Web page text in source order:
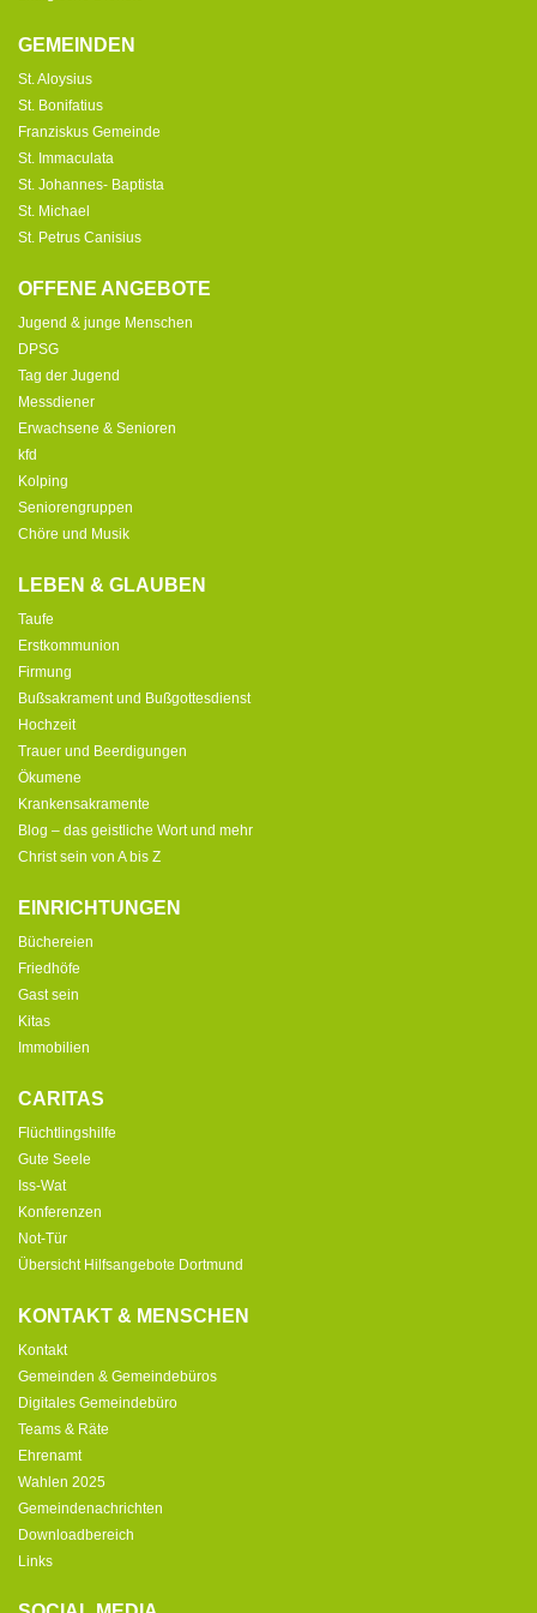
GEMEINDEN
St. Aloysius
St. Bonifatius
Franziskus Gemeinde
St. Immaculata
St. Johannes- Baptista
St. Michael
St. Petrus Canisius
OFFENE ANGEBOTE
Jugend & junge Menschen
DPSG
Tag der Jugend
Messdiener
Erwachsene & Senioren
kfd
Kolping
Seniorengruppen
Chöre und Musik
LEBEN & GLAUBEN
Taufe
Erstkommunion
Firmung
Bußsakrament und Bußgottesdienst
Hochzeit
Trauer und Beerdigungen
Ökumene
Krankensakramente
Blog – das geistliche Wort und mehr
Christ sein von A bis Z
EINRICHTUNGEN
Büchereien
Friedhöfe
Gast sein
Kitas
Immobilien
CARITAS
Flüchtlingshilfe
Gute Seele
Iss-Wat
Konferenzen
Not-Tür
Übersicht Hilfsangebote Dortmund
KONTAKT & MENSCHEN
Kontakt
Gemeinden & Gemeindebüros
Digitales Gemeindebüro
Teams & Räte
Ehrenamt
Wahlen 2025
Gemeindenachrichten
Downloadbereich
Links